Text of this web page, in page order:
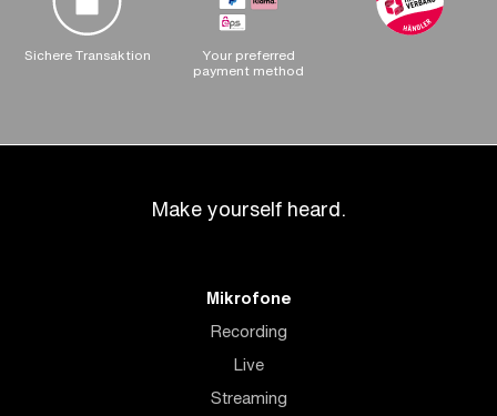
Sichere Transaktion
Your preferred
payment method
Make yourself heard.
Mikrofone
Recording
Live
Streaming